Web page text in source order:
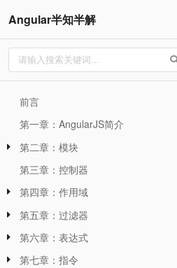
Angular半知半解
前言
第一章：AngularJS简介
第二章：模块
第三章：控制器
第四章：作用域
第五章：过滤器
第六章：表达式
第七章：指令